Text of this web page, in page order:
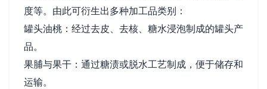
度等。由此可衍生出多种加工品类别：
罐头油桃：经过去皮、去核、糖水浸泡制成的罐头产
品。
果脯与果干：通过糖渍或脱水工艺制成，便于储存和
运输。